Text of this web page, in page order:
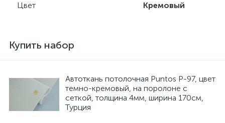
Цвет
Кремовый
Купить набор
Автоткань потолочная Puntos P-97, цвет
темно-кремовый, на поролоне с
сеткой, толщина 4мм, ширина 170см,
Турция